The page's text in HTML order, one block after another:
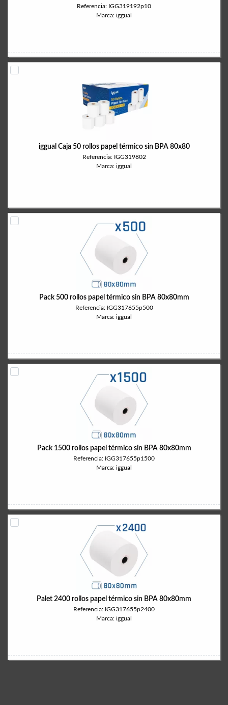
Referencia: IGG319192p10
Marca: iggual
iggual Caja 50 rollos papel térmico sin BPA 80x80
Referencia: IGG319802
Marca: iggual
Pack 500 rollos papel térmico sin BPA 80x80mm
Referencia: IGG317655p500
Marca: iggual
Pack 1500 rollos papel térmico sin BPA 80x80mm
Referencia: IGG317655p1500
Marca: iggual
Palet 2400 rollos papel térmico sin BPA 80x80mm
Referencia: IGG317655p2400
Marca: iggual